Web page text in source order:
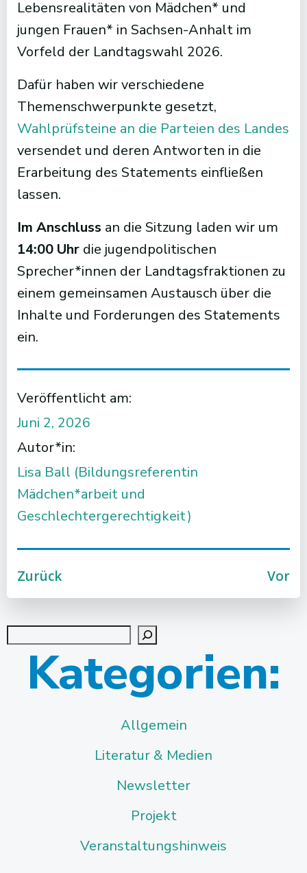
Lebensrealitäten von Mädchen* und
jungen Frauen* in Sachsen-Anhalt im
Vorfeld der Landtagswahl 2026.
Dafür haben wir verschiedene
Themenschwerpunkte gesetzt,
Wahlprüfsteine an die Parteien des Landes
versendet und deren Antworten in die
Erarbeitung des Statements einfließen
lassen.
Im Anschluss an die Sitzung laden wir um
14:00 Uhr die jugendpolitischen
Sprecher*innen der Landtagsfraktionen zu
einem gemeinsamen Austausch über die
Inhalte und Forderungen des Statements
ein.
Veröffentlicht am:
Juni 2, 2026
Autor*in:
Lisa Ball (Bildungsreferentin
Mädchen*arbeit und
Geschlechtergerechtigkeit)
Post
navigation
Zurück
navigation
Vor
Kategorien:
Allgemein
Literatur & Medien
Newsletter
Projekt
Veranstaltungshinweis